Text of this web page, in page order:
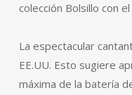
colección Bolsillo con
La espectacular
EE.UU. Esto sugiere
máxima de la batería